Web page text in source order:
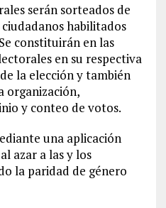
serán sorteados de
habilitados
constituirán en las
en su respectiva
la elección y también
organización,
y conteo de votos.
una aplicación
azar a las y los
la paridad de género